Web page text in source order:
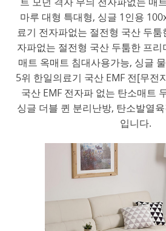
마루 대형 특대형, 싱글 1인용
료기 전자파없는 절전형 국산 두
자파없는 절전형 국산 두툼한 프
매트 옥매트 침대사용가능, 싱글
5위 한일의료기 국산 EMF 전[무전
국산 EMF 전자파 없는 탄소매트
싱글 더블 퀸 분리난방, 탄소발열
입니다.